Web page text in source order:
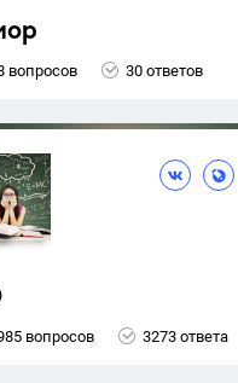
вопросов 30 ответов
вопросов 3273 ответа